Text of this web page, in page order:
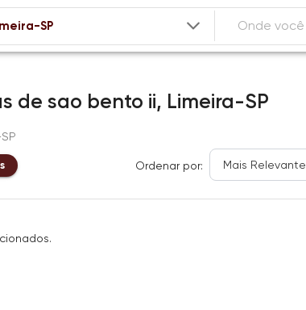
de sao bento ii, Limeira-SP
Ordenar por: Mais Relevante